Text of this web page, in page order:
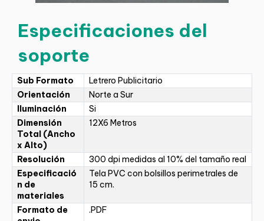
Especificaciones del
soporte
Sub Formato
Letrero Publicitario
Orientación
Norte a Sur
Iluminación
Si
Dimensión
Total (Ancho
x Alto)
12X6 Metros
Resolución
300 dpi medidas al 10% del tamaño real
Especificació
n de
materiales
Tela PVC con bolsillos perimetrales de
15 cm.
Formato de
.PDF